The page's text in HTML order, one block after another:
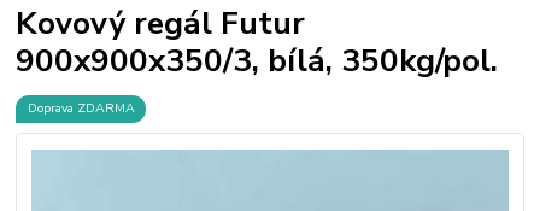
Kovový regál Futur
900x900x350/3, bílá, 350kg/pol.
Doprava ZDARMA